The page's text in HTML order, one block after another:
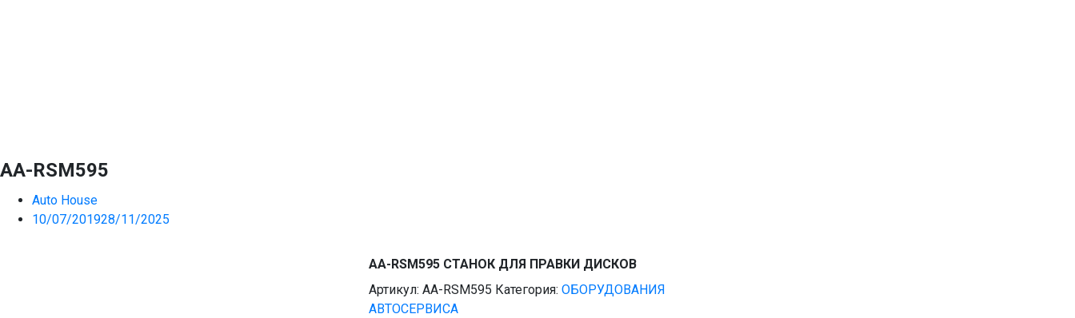
AA-RSM595
Auto House
10/07/201928/11/2025
AA-RSM595 СТАНОК ДЛЯ ПРАВКИ ДИСКОВ
Артикул: AA-RSM595 Категория: ОБОРУДОВАНИЯ
АВТОСЕРВИСА